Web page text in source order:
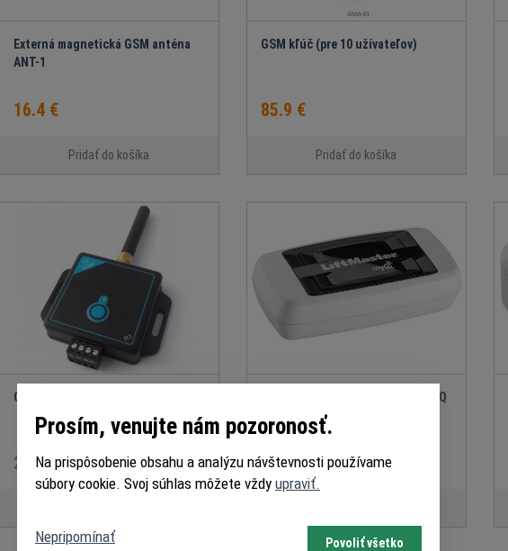
Externá magnetická GSM anténa
ANT-1
16.4 €
Pridať do košíka
GSM kľúč (pre 10 užívateľov)
85.9 €
Pridať do košíka
GSM kľúč (pre 1000 užívateľov)
207.9 €
Internetová brána LiftMaster MyQ
76 €
Prosím, venujte nám pozoronosť.
Na prispôsobenie obsahu a analýzu návštevnosti používame
súbory cookie. Svoj súhlas môžete vždy upraviť.
Nepripomínať Povoliť všetko